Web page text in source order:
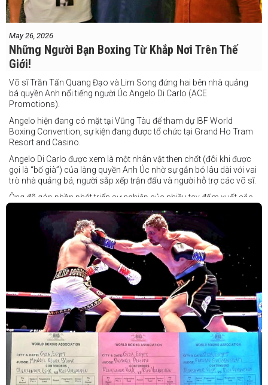
May 26, 2026
Những Người Bạn Boxing Từ Khắp Nơi Trên Thế
Giới!
Võ sĩ Trần Tấn Quang Đạo và Lim Song đứng hai bên nhà quảng
bá quyền Anh nổi tiếng người Úc Angelo Di Carlo (ACE
Promotions).
Angelo hiện đang có mặt tại Vũng Tàu để tham dự IBF World
Boxing Convention, sự kiện đang được tổ chức tại Grand Ho Tram
Resort and Casino.
Angelo Di Carlo được xem là một nhân vật then chốt (đôi khi được
gọi là “bố già”) của làng quyền Anh Úc nhờ sự gắn bó lâu dài với vai
trò nhà quảng bá, người sắp xếp trận đấu và người hỗ trợ các võ sĩ.
Ông đã góp phần phát triển sự nghiệp của nhiều tay đấm xuất sắc,